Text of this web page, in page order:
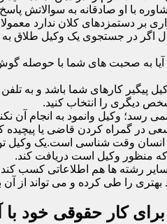
با او صادقانه به سوالاتش
بر دستمزدهای کلان ندارد
اگر در جستجوی یک وکیل طلاق
آیا به صحبت های شما با
وکالت،وکیل پیگیر کارهای شما
دیگری را انتخاب کنید.
وکیل وانمود به انجام آن
گمراه کردن قاضی یا پیچیده
وقت شناسی است.یک وکیل
منظور وکیل است دریافت کند.
رشته ها هم اطلاعاتی کسب
را طی کرده و می تواند از آن
کار حقوقی خود